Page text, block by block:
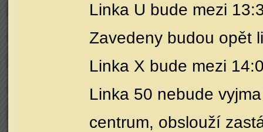
Linka U bude mezi
Zavedeny budou opět
Linka X bude mezi
Linka 50 nebude
centrum, obslouží